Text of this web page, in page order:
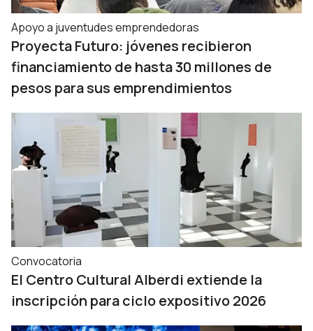
Apoyo a juventudes emprendedoras
Proyecta Futuro: jóvenes recibieron
financiamiento de hasta 30 millones de
pesos para sus emprendimientos
Convocatoria
El Centro Cultural Alberdi extiende la
inscripción para ciclo expositivo 2026